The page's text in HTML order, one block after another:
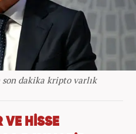
dakika kripto varlık
VE HİSSE